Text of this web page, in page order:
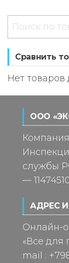
Искать:
Сравнить
Нет
ООО
службы
—
АДРЕС
Онлайн-
«Все для
mail :